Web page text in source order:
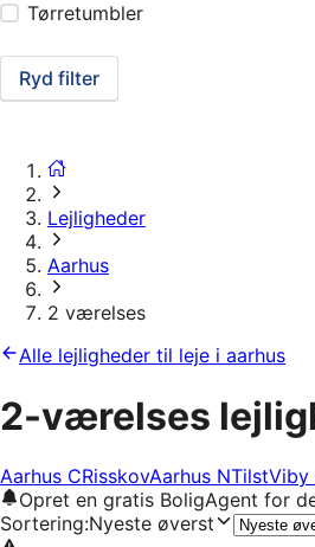
Tørretumbler
Ryd filter
Lejligheder
Aarhus
2 værelses
Alle lejligheder til leje i aarhus
2-værelses
Aarhus CRisskovAarhus NTilstViby
Opret en gratis BoligAgent for
Sortering:Nyeste øverst